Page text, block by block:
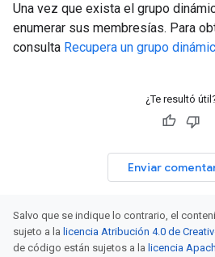
Una vez que exista el grupo
enumerar sus membresías. Para
consulta Recupera un grupo
¿Te resultó
Enviar
Salvo que se indique lo contrario, el
sujeto a la licencia Atribución 4.0 de
de código están sujetos a la licencia